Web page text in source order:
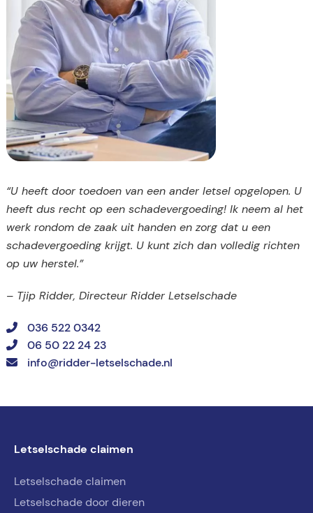
“U heeft door toedoen van een ander letsel opgelopen. U
heeft dus recht op een schadevergoeding! Ik neem al het
werk rondom de zaak uit handen en zorg dat u een
schadevergoeding krijgt. U kunt zich dan volledig richten
op uw herstel.”
– Tjip Ridder, Directeur Ridder Letselschade
036 522 0342
06 50 22 24 23
info@ridder-letselschade.nl
Letselschade claimen
Letselschade claimen
Letselschade door dieren